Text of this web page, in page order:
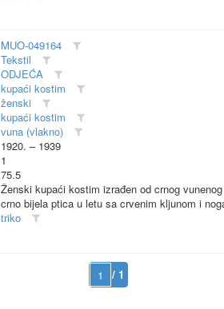
MUO-049164
Tekstil
ODJEĆA
kupaći kostim
ženski
kupaći kostim
vuna (vlakno)
1920. – 1939
1
75.5
Ženski kupaći kostim izrađen od crnog
crno bijela ptica u letu sa crvenim kljunom i
triko
/ 1